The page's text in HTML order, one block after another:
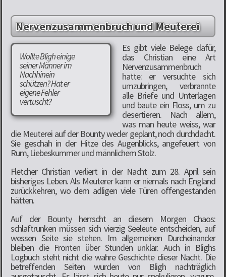
Nervenzusammenbruch und Meuterei
Wollte Bligh einige
seiner Männer im
Nachhinein
schützen? Hat er
eigene Fehler
vertuscht?
Es gibt viele Belege dafür,
das Christian eine Art
Nervenzusammenbruch
hatte: er versuchte sich
umzubringen, verbrannte
alle Briefe und Unterlagen
und baute ein Floss, um zu
desertieren. Nach allem,
was man heute weiss, war
die Meuterei auf der Bounty weder geplant, noch durchdacht.
Sie geschah in der Hitze des Augenblicks, angefeuert von
Rum, Liebeskummer und männlichem Stolz.
Fletcher Christian verliert in der Nacht zum 28. April sein
bisheriges Leben. Als Meuterer kann er niemals nach England
zurückkehren, wo dem adligen viele Türen offengestanden
hätten.
Auf der Bounty herrscht an diesem Morgen Chaos:
schlaftrunken müssen sich vierzig Seeleute entscheiden, auf
wessen Seite sie stehen. Im allgemeinen Durcheinander
bleiben die Fronten über Stunden unklar. Auch in Blighs
Logbuch steht nicht die wahre Geschichte dieser Nacht. Die
betreffenden Seiten wurden von Bligh nachträglich